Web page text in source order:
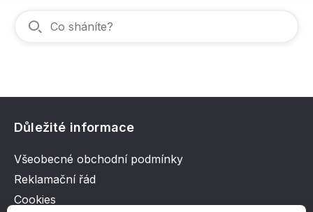
Důležité informace
Všeobecné obchodní podmínky
Reklamační řád
Cookies